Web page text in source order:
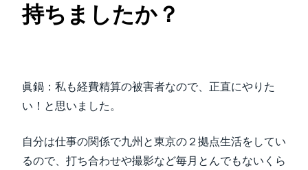
持ちましたか？
眞鍋：私も経費精算の被害者なので、正直にやりた
い！と思いました。
自分は仕事の関係で九州と東京の２拠点生活をしてい
るので、打ち合わせや撮影など毎月とんでもないくら